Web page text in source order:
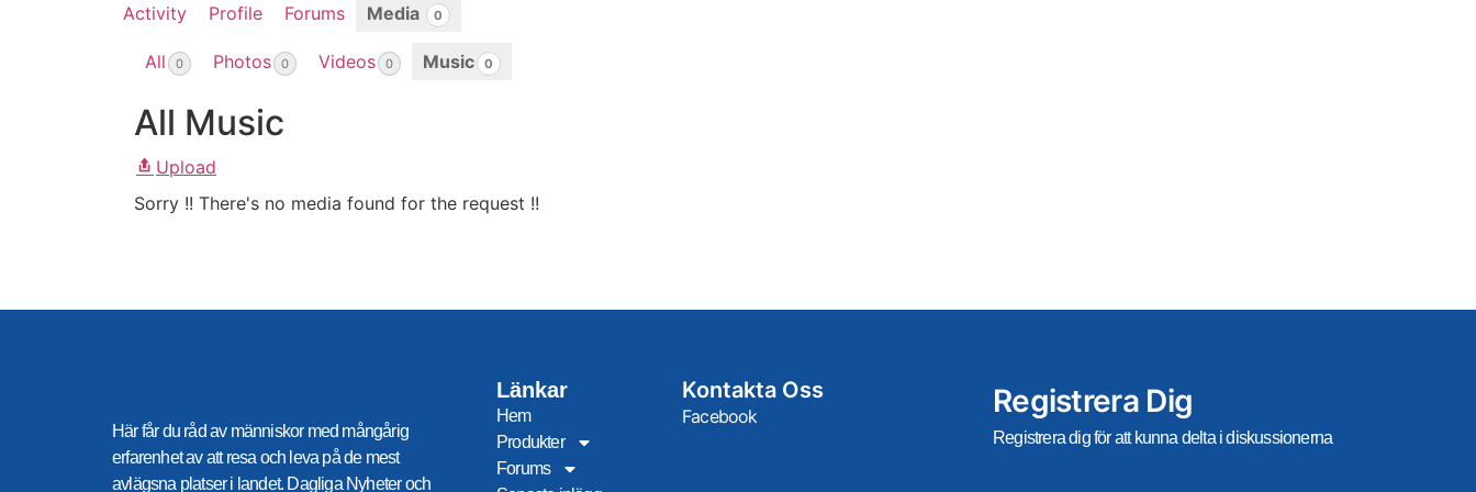
Activity Profile Forums Media 0
All 0 Photos 0 Videos 0 Music 0
All Music
Upload
Sorry !! There's no media found for the request !!
Här får du råd av människor med mångårig
erfarenhet av att resa och leva på de mest
avlägsna platser i landet. Dagliga Nyheter och
Länkar
Hem
Produkter
Forums
Kontakta Oss
Facebook Registrera Dig
Registrera dig för att kunna delta i diskussionerna